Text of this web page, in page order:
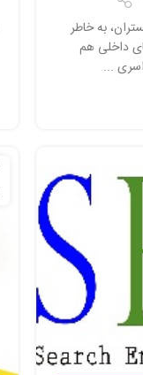
به خاطر
داخلی هم